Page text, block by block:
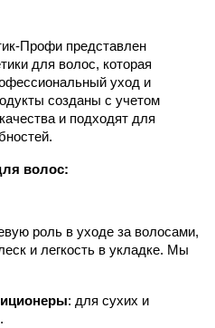
Профи представлен
для волос, которая
уход и
созданы с учетом
и подходят для
волос:
роль в уходе за волосами,
и легкость в укладке. Мы
: для сухих и